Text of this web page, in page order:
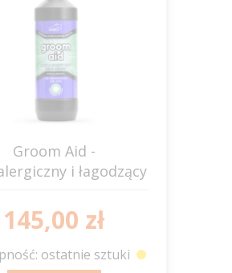
Groom Aid -
i łagodzący
145,00 zł
ostatnie sztuki